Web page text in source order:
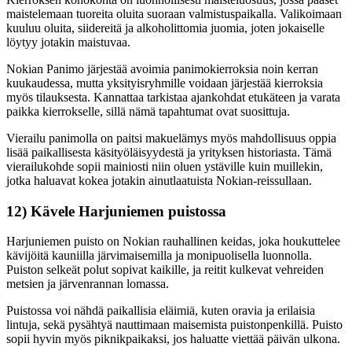
maistelemaan tuoreita oluita suoraan valmistuspaikalla. Valikoimaan
kuuluu oluita, siidereitä ja alkoholittomia juomia, joten jokaiselle
löytyy jotakin maistuvaa.
Nokian Panimo järjestää avoimia panimokierroksia noin kerran
kuukaudessa, mutta yksityisryhmille voidaan järjestää kierroksia
myös tilauksesta. Kannattaa tarkistaa ajankohdat etukäteen ja varata
paikka kierrokselle, sillä nämä tapahtumat ovat suosittuja.
Vierailu panimolla on paitsi makuelämys myös mahdollisuus oppia
lisää paikallisesta käsityöläisyydestä ja yrityksen historiasta. Tämä
vierailukohde sopii mainiosti niin oluen ystäville kuin muillekin,
jotka haluavat kokea jotakin ainutlaatuista Nokian-reissullaan.
12) Kävele Harjuniemen puistossa
Harjuniemen puisto on Nokian rauhallinen keidas, joka houkuttelee
kävijöitä kauniilla järvimaisemilla ja monipuolisella luonnolla.
Puiston selkeät polut sopivat kaikille, ja reitit kulkevat vehreiden
metsien ja järvenrannan lomassa.
Puistossa voi nähdä paikallisia eläimiä, kuten oravia ja erilaisia
lintuja, sekä pysähtyä nauttimaan maisemista puistonpenkillä. Puisto
sopii hyvin myös piknikpaikaksi, jos haluatte viettää päivän ulkona.